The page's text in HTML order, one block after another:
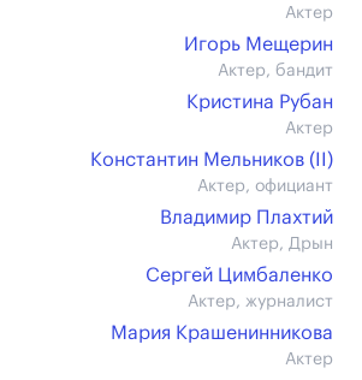
Актер
Игорь Мещерин
Актер, бандит
Кристина Рубан
Актер
Константин Мельников (II)
Актер, официант
Владимир Плахтий
Актер, Дрын
Сергей Цимбаленко
Актер, журналист
Мария Крашенинникова
Актер